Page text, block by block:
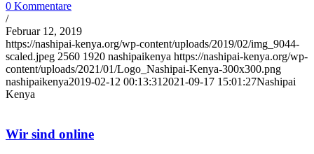
0 Kommentare
/
Februar 12, 2019
https://nashipai-kenya.org/wp-content/uploads/2019/02/img_9044-
scaled.jpeg 2560 1920 nashipaikenya https://nashipai-kenya.org/wp-
content/uploads/2021/01/Logo_Nashipai-Kenya-300x300.png
nashipaikenya2019-02-12 00:13:31 2021-09-17 15:01:27Nashipai
Kenya
Wir sind online